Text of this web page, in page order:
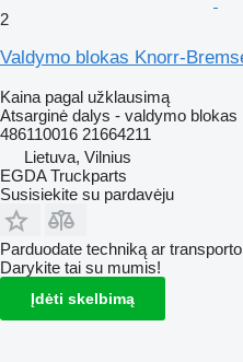
2
Valdymo blokas Knorr-
Kaina pagal užklausimą
Atsarginė dalys - valdymo blokas
486110016 21664211
Lietuva, Vilnius
EGDA Truckparts
Susisiekite su pardavėju
Parduodate techniką ar
Darykite tai su mumis!
Įdėti skelbimą